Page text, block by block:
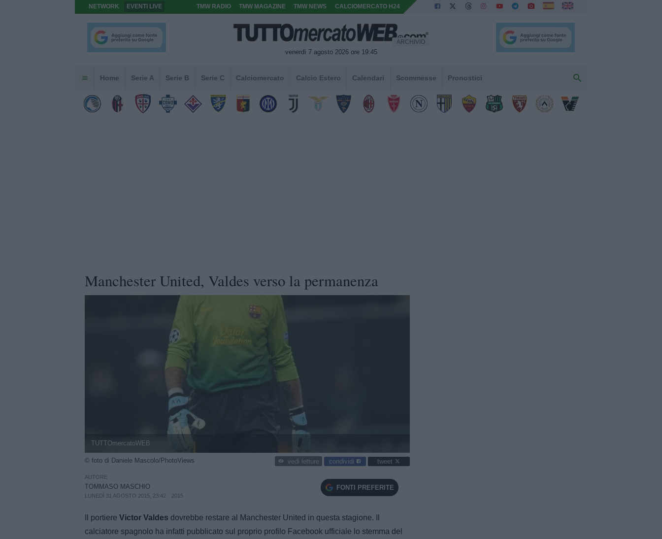
NETWORK EVENTI LIVE TMW RADIO TMW MAGAZINE TMW NEWS CALCIOMERCATO H24
venerdì 7 agosto 2026 ore 19:45
ARCHIVIO
Home Serie A Serie B Serie C Calciomercato Calcio Estero Calendari Scommesse Pronostici
Manchester United, Valdes verso la permanenza
TUTTOmercatoWEB
© foto di Daniele Mascolo/PhotoViews vedi letture condividi tweet
AUTORE
TOMMASO MASCHIO
LUNEDÌ 31 AGOSTO 2015, 23:42 2015
FONTI PREFERITE
Il portiere Victor Valdes dovrebbe restare al Manchester United in questa stagione. Il
calciatore spagnolo ha infatti pubblicato sul proprio profilo Facebook ufficiale lo stemma del